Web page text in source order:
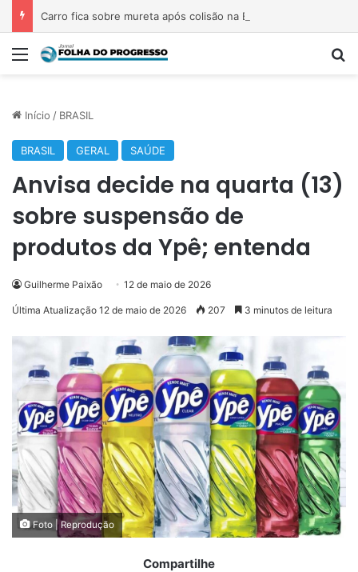
Menu
Início / BRASIL
BRASIL GERAL SAÚDE
Anvisa decide na quarta (13)
sobre suspensão de
produtos da Ypê; entenda
Guilherme Paixão 12 de maio de 2026
Última Atualização 12 de maio de 2026 207 3 minutos de leitura
Foto | Reprodução
Compartilhe